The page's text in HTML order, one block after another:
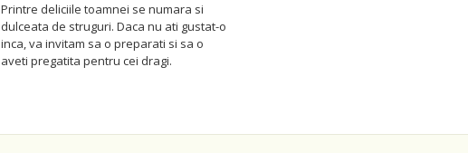
Printre deliciile toamnei se numara si
dulceata de struguri. Daca nu ati gustat-o
inca, va invitam sa o preparati si sa o
aveti pregatita pentru cei dragi.